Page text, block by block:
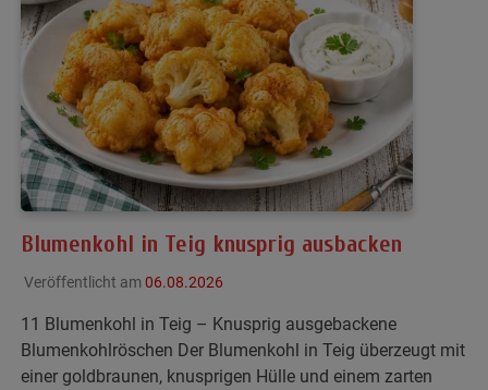
Blumenkohl in Teig knusprig ausbacken
Veröffentlicht am 06.08.2026
11 Blumenkohl in Teig – Knusprig ausgebackene
Blumenkohlröschen Der Blumenkohl in Teig überzeugt mit
einer goldbraunen, knusprigen Hülle und einem zarten